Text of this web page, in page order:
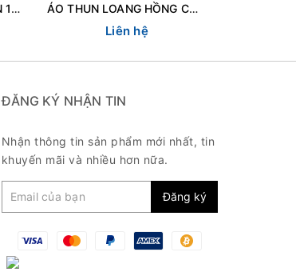
ÁO THUN TRẮNG CỔ LEN 103168 ÁO THUN LOANG HỒNG CƯỜM 103160
Liên hệ
ĐĂNG KÝ NHẬN TIN
Nhận thông tin sản phẩm mới nhất, tin
khuyến mãi và nhiều hơn nữa.
Đăng ký